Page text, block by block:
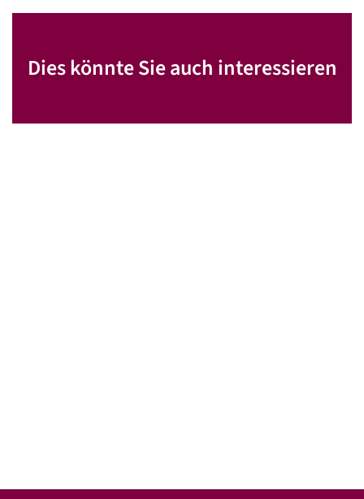
Dies könnte Sie auch interessieren